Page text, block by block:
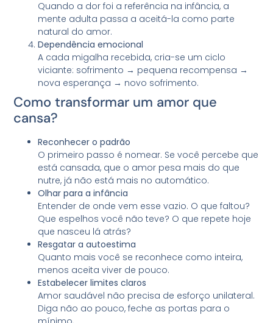
Quando a dor foi a referência na infância, a
mente adulta passa a aceitá-la como parte
natural do amor.
Dependência emocional
A cada migalha recebida, cria-se um ciclo
viciante: sofrimento → pequena recompensa →
nova esperança → novo sofrimento.
Como transformar um amor que
cansa?
Reconhecer o padrão
O primeiro passo é nomear. Se você percebe que
está cansada, que o amor pesa mais do que
nutre, já não está mais no automático.
Olhar para a infância
Entender de onde vem esse vazio. O que faltou?
Que espelhos você não teve? O que repete hoje
que nasceu lá atrás?
Resgatar a autoestima
Quanto mais você se reconhece como inteira,
menos aceita viver de pouco.
Estabelecer limites claros
Amor saudável não precisa de esforço unilateral.
Diga não ao pouco, feche as portas para o